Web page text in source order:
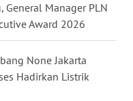
General Manager PLN
Award 2026
None Jakarta
Hadirkan Listrik